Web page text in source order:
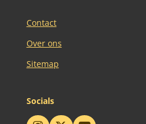
Contact
Over ons
Sitemap
Socials